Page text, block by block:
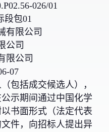
026/01
段包01
有限公司
公司
限公司
07
包括成交候选人），
示期间通过中国化学
书面形式（法定代表
件，向招标人提出异